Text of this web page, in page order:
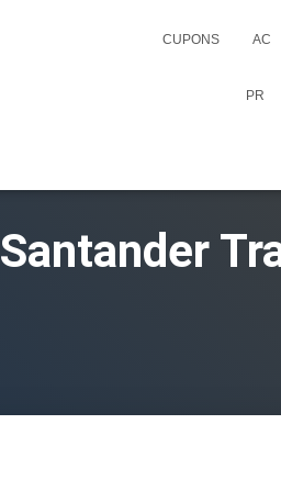
CUPONS AC
PR
Santander